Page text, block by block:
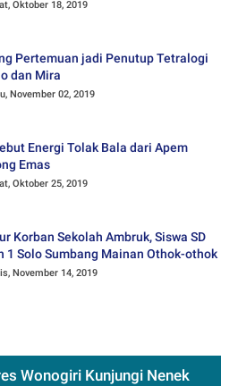
Oktober 18, 2019
Pertemuan jadi Penutup Tetralogi
dan Mira
November 02, 2019
Energi Tolak Bala dari Apem
Emas
Oktober 25, 2019
Korban Sekolah Ambruk, Siswa SD
1 Solo Sumbang Mainan Othok-othok
November 14, 2019
Wonogiri Kunjungi Nenek